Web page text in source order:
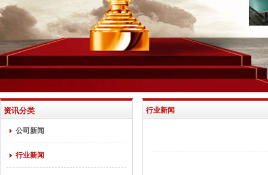
资讯分类
公司新闻
行业新闻
行业新闻